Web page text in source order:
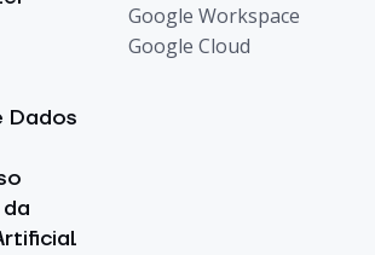
Dados
Google Workspace
Google Cloud